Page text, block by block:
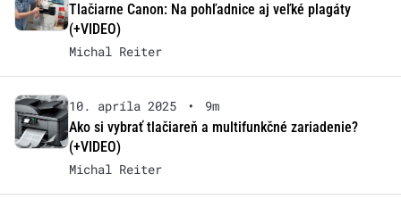
Tlačiarne Canon: Na pohľadnice aj veľké plagáty
(+VIDEO)
Michal Reiter
10. apríla 2025 •
9m
Ako si vybrať tlačiareň a multifunkčné zariadenie?
(+VIDEO)
Michal Reiter